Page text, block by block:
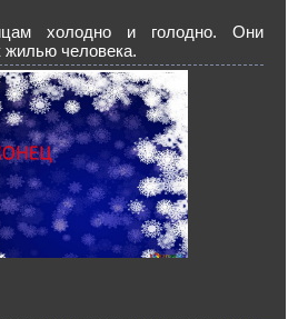
холодно и голодно. Они
жилью человека.